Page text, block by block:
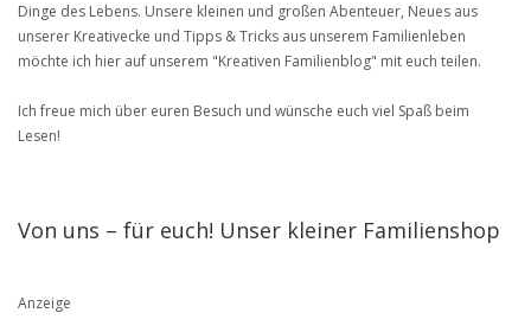
Dinge des Lebens. Unsere kleinen und großen Abenteuer, Neues aus
unserer Kreativecke und Tipps & Tricks aus unserem Familienleben
möchte ich hier auf unserem "Kreativen Familienblog" mit euch teilen.
Ich freue mich über euren Besuch und wünsche euch viel Spaß beim
Lesen!
Von uns – für euch! Unser kleiner Familienshop
Anzeige